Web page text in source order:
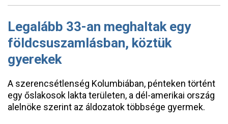
Legalább 33-an meghaltak egy
földcsuszamlásban, köztük
gyerekek
A szerencsétlenség Kolumbiában, pénteken történt
egy őslakosok lakta területen, a dél-amerikai ország
alelnöke szerint az áldozatok többsége gyermek.